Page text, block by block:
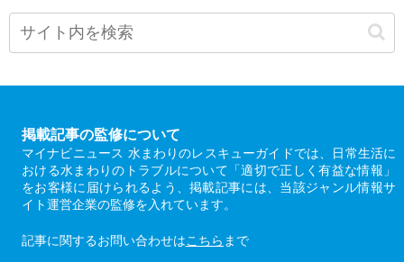
掲載記事の監修について
マイナビニュース 水まわりのレスキューガイドでは、日常生活に
おける水まわりのトラブルについて「適切で正しく有益な情報」
をお客様に届けられるよう、掲載記事には、当該ジャンル情報サ
イト運営企業の監修を入れています。
記事に関するお問い合わせはこちら まで